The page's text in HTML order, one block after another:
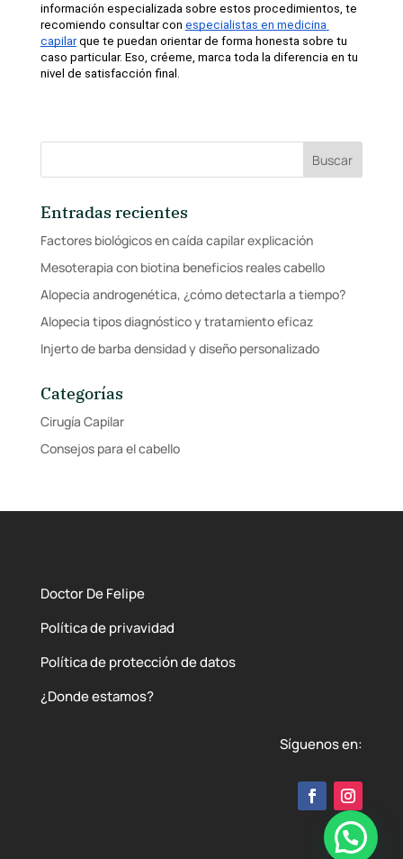
información especializada sobre estos procedimientos, te
recomiendo consultar con especialistas en medicina
capilar que te puedan orientar de forma honesta sobre tu
caso particular. Eso, créeme, marca toda la diferencia en tu
nivel de satisfacción final.
Entradas recientes
Factores biológicos en caída capilar explicación
Mesoterapia con biotina beneficios reales cabello
Alopecia androgenética, ¿cómo detectarla a tiempo?
Alopecia tipos diagnóstico y tratamiento eficaz
Injerto de barba densidad y diseño personalizado
Categorías
Cirugía Capilar
Consejos para el cabello
Doctor De Felipe
Política de privavidad
Política de protección de datos
¿Donde estamos?
Síguenos en: